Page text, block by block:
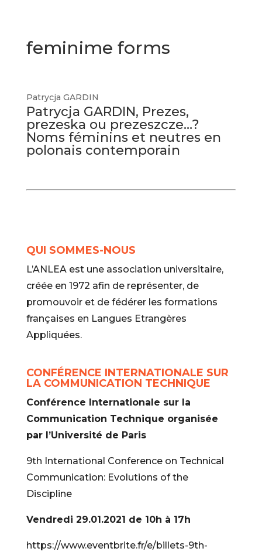
feminime forms
Patrycja GARDIN
Patrycja GARDIN, Prezes,
prezeska ou prezeszcze…?
Noms féminins et neutres en
polonais contemporain
QUI SOMMES-NOUS
L’ANLEA est une association universitaire,
créée en 1972 afin de représenter, de
promouvoir et de fédérer les formations
françaises en Langues Etrangères
Appliquées.
CONFÉRENCE INTERNATIONALE SUR
LA COMMUNICATION TECHNIQUE
Conférence Internationale sur la
Communication Technique organisée
par l’Université de Paris
9th International Conference on Technical
Communication: Evolutions of the
Discipline
Vendredi 29.01.2021 de 10h à 17h
https://www.eventbrite.fr/e/billets-9th-